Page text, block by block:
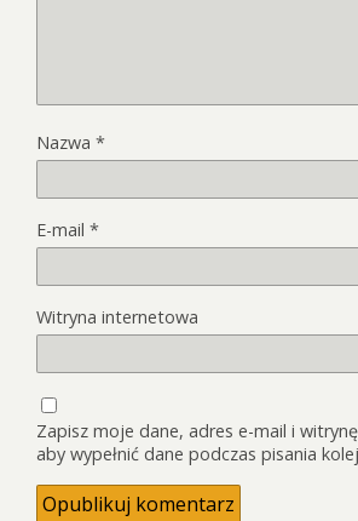
Nazwa *
E-mail *
Witryna internetowa
Zapisz moje dane, adres e-mail i
aby wypełnić dane podczas pisania